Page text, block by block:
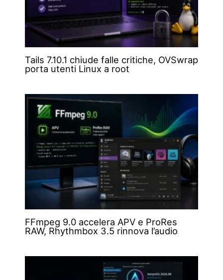
Tails 7.10.1 chiude falle critiche, OVSwrap
porta utenti Linux a root
FFmpeg 9.0 accelera APV e ProRes
RAW, Rhythmbox 3.5 rinnova l’audio